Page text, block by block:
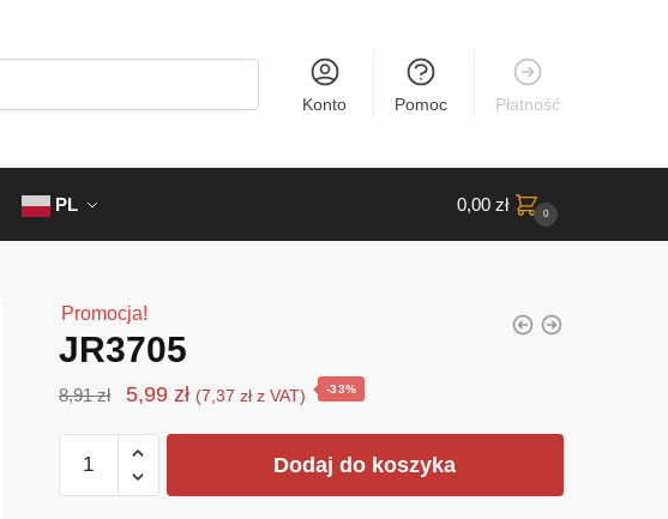
Konto Pomoc Płatność
PL 0,00 zł 0
Promocja!
JR3705
8,91zł
Pierwotna
cena
wynosiła:
8,91 zł.
5,99 złAktualna
cena
5,99 zł.
(7,37 złz VAT) -33%
JR3705
Dodaj do koszyka